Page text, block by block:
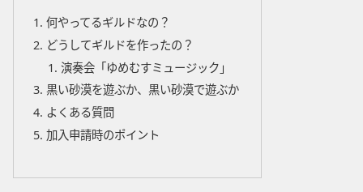
何やってるギルドなの？
どうしてギルドを作ったの？
演奏会「ゆめむすミュージック」
黒い砂漠を遊ぶか、黒い砂漠で遊ぶか
よくある質問
加入申請時のポイント